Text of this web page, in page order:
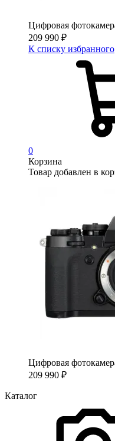
Цифровая
209 990 ₽
К списку избранного
0
Корзина
Товар добавлен в
Цифровая
209 990 ₽
Каталог